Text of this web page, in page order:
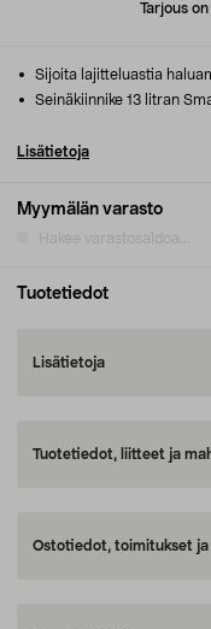
Tarjous
Myymälän varasto
Hakee varastosaldoa...
Sijoita lajitteluastia
Seinäkiinnike 13 litran
Lisätietoja
Tuotetiedot
Lisätietoja
Tuotetiedot, liitteet ja
Ostotiedot, toimitukset ja